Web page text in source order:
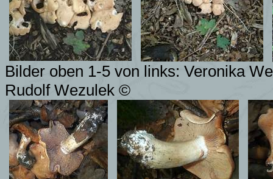
Bilder oben 1-5 von links: Veronika
Rudolf Wezulek ©